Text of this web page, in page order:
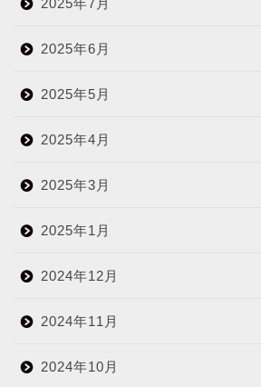
2025年7月
2025年6月
2025年5月
2025年4月
2025年3月
2025年1月
2024年12月
2024年11月
2024年10月